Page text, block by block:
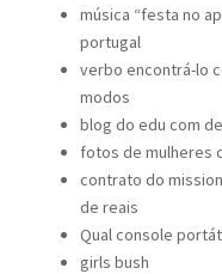
música “festa no
portugal
verbo encontrá-lo
modos
blog do edu com
fotos de mulheres
contrato do
de reais
Qual console
girls bush